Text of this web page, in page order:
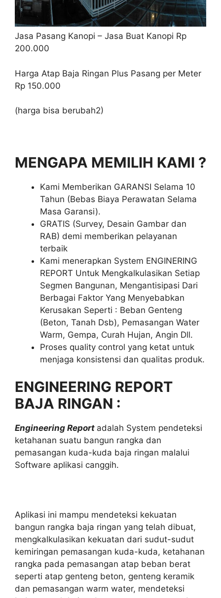
Jasa Pasang Kanopi – Jasa Buat Kanopi Rp
200.000
Harga Atap Baja Ringan Plus Pasang per Meter
Rp 150.000
(harga bisa berubah2)
MENGAPA MEMILIH KAMI ?
Kami Memberikan GARANSI Selama 10
Tahun (Bebas Biaya Perawatan Selama
Masa Garansi).
GRATIS (Survey, Desain Gambar dan
RAB) demi memberikan pelayanan
terbaik
Kami menerapkan System ENGINERING
REPORT Untuk Mengkalkulasikan Setiap
Segmen Bangunan, Mengantisipasi Dari
Berbagai Faktor Yang Menyebabkan
Kerusakan Seperti : Beban Genteng
(Beton, Tanah Dsb), Pemasangan Water
Warm, Gempa, Curah Hujan, Angin Dll.
Proses quality control yang ketat untuk
menjaga konsistensi dan qualitas produk.
ENGINEERING REPORT
BAJA RINGAN :
Engineering Report adalah System pendeteksi
ketahanan suatu bangun rangka dan
pemasangan kuda-kuda baja ringan malalui
Software aplikasi canggih.
Aplikasi ini mampu mendeteksi kekuatan
bangun rangka baja ringan yang telah dibuat,
mengkalkulasikan kekuatan dari sudut-sudut
kemiringan pemasangan kuda-kuda, ketahanan
rangka pada pemasangan atap beban berat
seperti atap genteng beton, genteng keramik
dan pemasangan warm water, mendeteksi